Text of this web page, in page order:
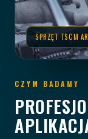
SPRZĘT TSCM
CZYM BADAMY